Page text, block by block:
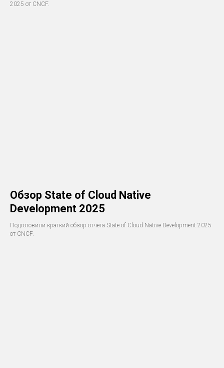
2025 от CNCF.
Обзор State of Cloud Native
Development 2025
Подготовили краткий обзор отчета State of Cloud Native Development 2025
от CNCF.